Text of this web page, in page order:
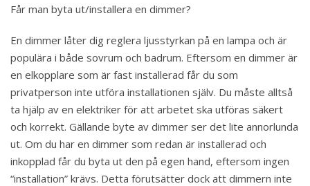
Får man byta ut/installera en dimmer?
En dimmer låter dig reglera ljusstyrkan på en lampa och är
populära i både sovrum och badrum. Eftersom en dimmer är
en elkopplare som är fast installerad får du som
privatperson inte utföra installationen själv. Du måste alltså
ta hjälp av en elektriker för att arbetet ska utföras säkert
och korrekt. Gällande byte av dimmer ser det lite annorlunda
ut. Om du har en dimmer som redan är installerad och
inkopplad får du byta ut den på egen hand, eftersom ingen
“installation” krävs. Detta förutsätter dock att dimmern inte